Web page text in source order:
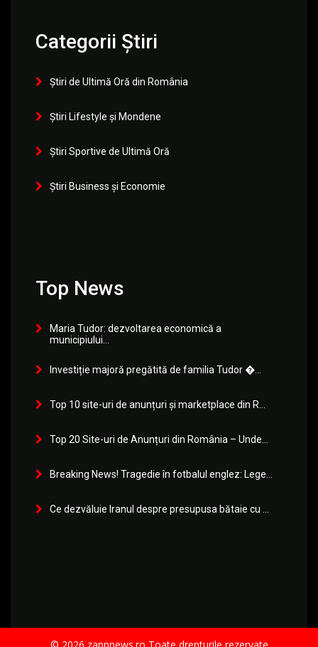
Categorii Știri
Știri de Ultimă Oră din România
Știri Lifestyle și Mondene
Știri Sportive de Ultimă Oră
Știri Business și Economie
Top News
Maria Tudor: dezvoltarea economică a
municipiului...
Investiție majoră pregătită de familia Tudor �...
Top 10 site-uri de anunțuri și marketplace din R...
Top 20 Site-uri de Anunțuri din România – Unde...
Breaking News! Tragedie în fotbalul englez: Lege...
Ce dezvăluie Iranul despre presupusa bătaie cu ...
© 2026 zappnews.ro Toate drepturile rezervate